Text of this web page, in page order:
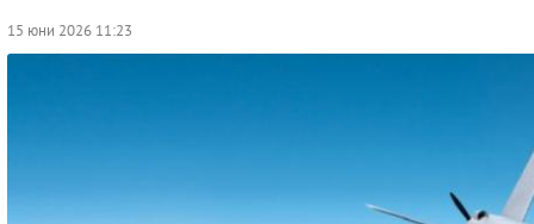
15 юни 2026 11:23